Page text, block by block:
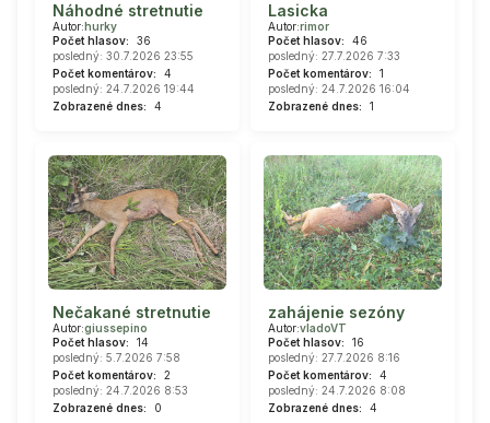
Náhodné stretnutie
Autor: hurky
Počet hlasov:
36
posledný: 30.7.2026 23:55
Počet komentárov:
4
posledný: 24.7.2026 19:44
Zobrazené dnes:
4
Lasicka
Autor:rimor
Počet hlasov:
46
posledný: 27.7.2026 7:33
Počet komentárov:
1
posledný: 24.7.2026 16:04
Zobrazené dnes:
1
Nečakané stretnutie
Autor:giussepino
Počet hlasov:
14
posledný: 5.7.2026 7:58
Počet komentárov:
2
posledný: 24.7.2026 8:53
Zobrazené dnes:
0
zahájenie sezóny
Autor:vladoVT
Počet hlasov:
16
posledný: 27.7.2026 8:16
Počet komentárov:
4
posledný: 24.7.2026 8:08
Zobrazené dnes:
4